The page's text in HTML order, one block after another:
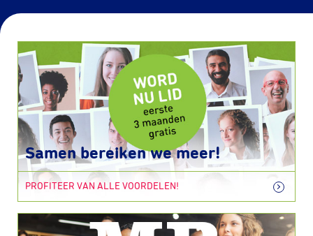
Samen bereiken we meer!
PROFITEER VAN ALLE VOORDELEN!